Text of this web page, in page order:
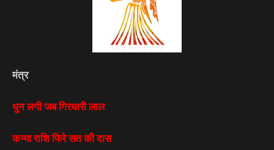
मंत्र
धुन लगी जब गिरधारी लाल
कन्या राशि फिरे सत की दास